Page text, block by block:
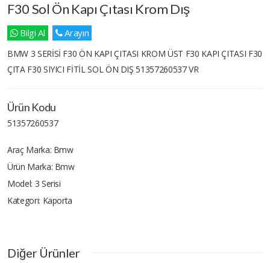
F30 Sol Ön Kapı Çıtası Krom Dış
Bilgi Al Arayın
BMW 3 SERİSİ F30 ÖN KAPI ÇITASI KROM ÜST F30 KAPI ÇITASI F30
ÇITA F30 SIYICI FİTİL SOL ÖN DIŞ 51357260537 VR
Ürün Kodu
51357260537
Araç Marka: Bmw
Ürün Marka: Bmw
Model: 3 Serisi
Kategori: Kaporta
Diğer Ürünler